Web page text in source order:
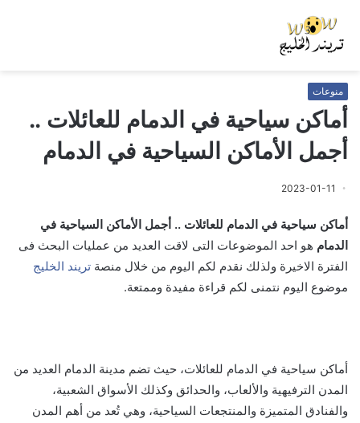
منوعات
أماكن سياحية في الدمام للعائلات ..
أجمل الأماكن السياحية في الدمام
2023-01-11
أماكن سياحية في الدمام للعائلات .. أجمل الأماكن السياحية في
الدمام هو احد الموضوعات التى لاقت العديد من عمليات البحث فى
الفترة الاخيرة ولذلك نقدم لكم اليوم من خلال منصة تريند الخليج
موضوع اليوم نتمنى لكم قراءة مفيدة وممتعة.
أماكن سياحية في الدمام للعائلات، حيث تضم مدينة الدمام العديد من
المدن الترفيهية والألعاب، والحدائق وكذلك الأسواق الشعبية،
والفنادق المتميزة والمنتجعات السياحية، وهي تُعد من أهم المدن